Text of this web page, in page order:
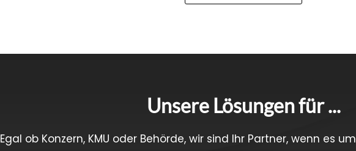
Unsere Lösungen für ...
Egal ob Konzern, KMU oder Behörde, wir sind Ihr Partner, wenn es um